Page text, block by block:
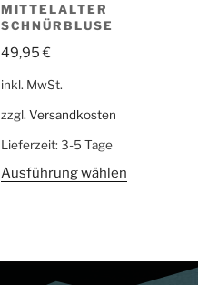
MITTELALTER
SCHNÜRBLUSE
49,95€
inkl. MwSt.
zzgl. Versandkosten
Lieferzeit: 3-5 Tage
Ausführung wählen